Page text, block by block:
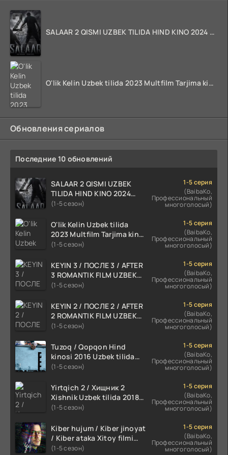
SALAAR 2 QISMI UZBEK TILIDA HIND KINO 2024 TARJIMA 720p HD Skachat
O'lik Kelin Uzbek tilida 2023 Multfilm Tarjima kino skachat
Обновления сериалов
Последние 10 обновлений
SALAAR 2 QISMI UZBEK
TILIDA HIND KINO 2024
TARJIMA 720p HD Skachat
(1-5 сезон)
1-5 серия
(BaibaKo,
Профессиональный
многоголосый)
O'lik Kelin Uzbek tilida
2023 Multfilm Tarjima kino
skachat
(1-5 сезон)
1-5 серия
(BaibaKo,
Профессиональный
многоголосый)
KEYIN 3 / ПОСЛЕ 3 / AFTER
3 ROMANTIK FILM UZBEK
TILIDA 2021 TARJIMA FILM
(1-5 сезон)
1-5 серия
(BaibaKo,
Профессиональный
многоголосый)
KEYIN 2 / ПОСЛЕ 2 / AFTER
2 ROMANTIK FILM UZBEK
TILIDA 2020 TARJIMA FILM
(1-5 сезон)
1-5 серия
(BaibaKo,
Профессиональный
многоголосый)
Tuzoq / Qopqon Hind
kinosi 2016 Uzbek tilida
tarjima film HD
(1-5 сезон)
1-5 серия
(BaibaKo,
Профессиональный
многоголосый)
Yirtqich 2 / Хищник 2
Xishnik Uzbek tilida 2018-
2024 O'zbekcha tarjima
(1-5 сезон)
1-5 серия
(BaibaKo,
Профессиональный
многоголосый)
Kiber hujum / Kiber jinoyat
/ Kiber ataka Xitoy filmi
Uzbek tilida O'zbekcha
(1-5 сезон)
1-5 серия
(BaibaKo,
Профессиональный
многоголосый)